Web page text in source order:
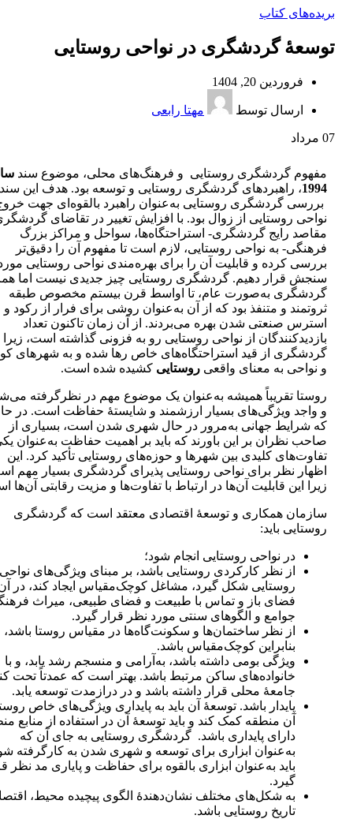
بریده‌های کتاب
توسعۀ گردشگری‌‌‌ در نواحی روستایی
فروردین 20, 1404
ارسال توسط مهتا رابعی
07 مرداد
مفهوم‌‌‌ گردشگری‌‌‌ روستایی و فرهنگ‌های محلی‌، موضوع سند
1994‌، راهبردهای‌‌‌ گردشگری‌‌‌ روستایی و توسعه بود. هدف این سند
بررسی‌‌‌ گردشگری‌‌‌ روستایی به‌عنوان راهبرد بالقوه‌ای جهت
نواحی روستایی از زوال بود. با افزایش تغییر در تقاضای‌‌‌
مقاصد رایج‌‌‌ گردشگری‌‌‌- استراحتگاه‌‌‌ها، سواحل و مراکز بزرگ
فرهنگی- به نواحی روستایی، لازم است تا مفهوم آن را دقیق‌‌تر
بررسی کرده و قابلیت آن را برای بهره‌مندی نواحی روستایی
سنجش قرار دهیم.‌‌‌ گردشگری‌‌‌ روستایی چیز جدیدی نیست اما
گردشگری‌‌‌ به‌صورت عام، تا اواسط قرن بیستم مخصوص طبقه
ثروتمند و متنفذ بود که از آن به‌عنوان روشی برای فرار از رکود و
استرس صنعتی شدن بهره می‌بردند. از آن زمان تاکنون تعداد
بازدیدکنندگان از نواحی روستایی رو به فزونی گذاشته است، زیرا‌‌‌
گردشگری‌‌‌ از قید استراحتگاه‌های خاص رها شده و به شهرهای
و نواحی به معنای واقعی روستایی کشیده شده است.
روستا تقریباً همیشه به‌عنوان یک موضوع مهم در نظر‌‌‌‌گرفته
و واجد ویژگی‌های بسیار ارزشمند و شایستۀ حفاظت است. در
که شرایط جهانی به‌مرور در حال شهری شدن است، بسیاری از
صاحب نظران بر این باورند که باید بر اهمیت حفاظت به‌عنوان
تفاوت‌های کلیدی بین شهرها و حوزه‌های روستایی تأکید کرد. این
اظهار نظر برای نواحی روستایی پذیرای‌‌‌ گردشگری‌‌‌ بسیار مهم
زیرا این قابلیت آن‌‌‌ها در ارتباط با تفاوت‌‌‌ها و مزیت رقابتی آن‌‌‌ها
سازمان همکاری و توسعۀ اقتصادی معتقد است که‌‌‌ گردشگری‌‌‌
روستایی باید:
در نواحی روستایی انجام شود؛
از نظر کارکردی روستایی باشد، بر مبنای ویژگی‌های نواحی
روستایی شکل گیرد، مشاغل کوچک‌مقیاس ایجاد کند، در
فضای باز و تماس با طبیعت و فضای طبیعی، میراث
جوامع و الگوهای سنتی مورد نظر قرار گیرد.
از نظر ساختمان‌‌‌ها و سکونت‌گاه‌‌‌ها در مقیاس روستا باشد‌،
بنابراین کوچک‌مقیاس باشد.
ویژگی بومی داشته باشد، به‌آرامی و منسجم رشد یابد، و با
خانواده‌های ساکن مرتبط باشد. بهتر است که عمدتاً تحت
جامعۀ محلی قرار داشته باشد و در درازمدت توسعه یابد.
پایدار باشد. توسعۀ آن باید به پایداری ویژگی‌های خاص
آن منطقه کمک کند و باید توسعۀ آن در استفاده از منابع
دارای پایداری باشد. ‌‌‌ گردشگری‌‌‌ روستایی به جای آن که
به‌عنوان ابزاری برای توسعه و شهری شدن به کار‌‌‌‌گرفته
باید به‌عنوان ابزاری بالقوه برای حفاظت و پایاری مد نظر
گیرد.
به شکل‌های مختلف نشان‌دهندۀ الگوی پیچیده محیط،
تاریخ روستایی باشد.